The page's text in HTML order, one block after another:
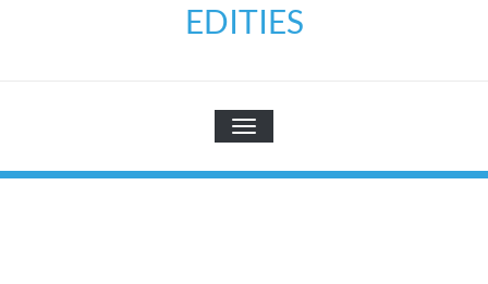
EDITIES
TOGGLE NAVIGATIE